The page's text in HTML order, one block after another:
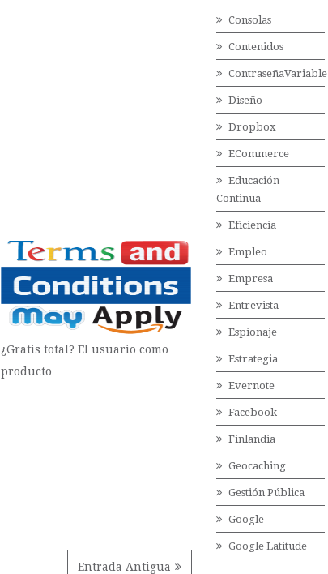
¿Gratis total? El usuario como
producto
Entrada Antigua
Consolas
Contenidos
ContraseñaVariable
Diseño
Dropbox
ECommerce
Educación
Continua
Eficiencia
Empleo
Empresa
Entrevista
Espionaje
Estrategia
Evernote
Facebook
Finlandia
Geocaching
Gestión Pública
Google
Google Latitude